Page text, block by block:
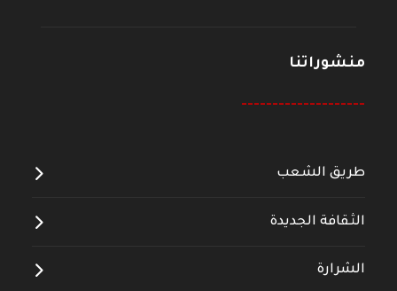
منشوراتنا
--------------------
طريق الشعب
الثقافة الجديدة
الشرارة